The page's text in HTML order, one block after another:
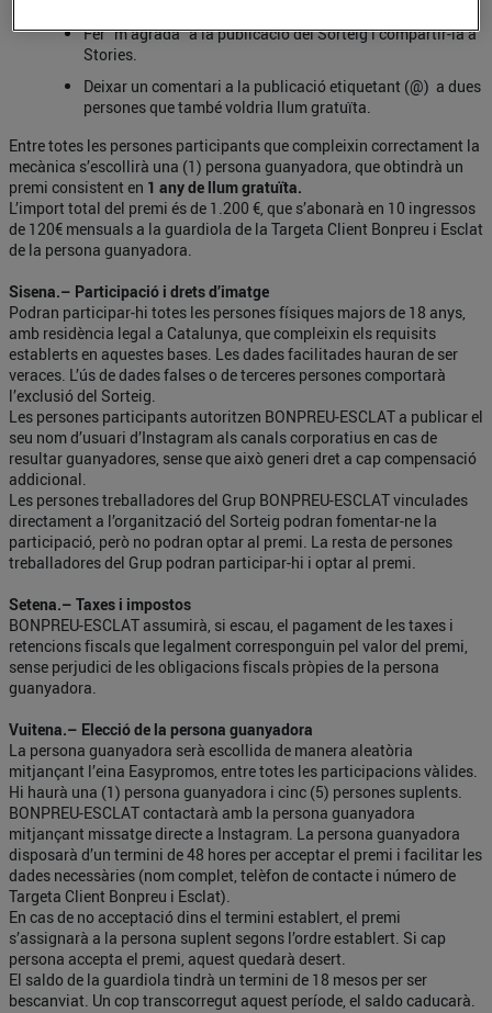
Fer “m’agrada” a la publicació del Sorteig i compartir-la a
Stories.
Deixar un comentari a la publicació etiquetant (@) a dues
persones que també voldria llum gratuïta.
Entre totes les persones participants que compleixin correctament la
mecànica s’escollirà una (1) persona guanyadora, que obtindrà un
premi consistent en 1 any de llum gratuïta.
L’import total del premi és de 1.200 €, que s’abonarà en 10 ingressos
de 120€ mensuals a la guardiola de la Targeta Client Bonpreu i Esclat
de la persona guanyadora.
Sisena.– Participació i drets d’imatge
Podran participar-hi totes les persones físiques majors de 18 anys,
amb residència legal a Catalunya, que compleixin els requisits
establerts en aquestes bases. Les dades facilitades hauran de ser
veraces. L’ús de dades falses o de terceres persones comportarà
l’exclusió del Sorteig.
Les persones participants autoritzen BONPREU-ESCLAT a publicar el
seu nom d’usuari d’Instagram als canals corporatius en cas de
resultar guanyadores, sense que això generi dret a cap compensació
addicional.
Les persones treballadores del Grup BONPREU-ESCLAT vinculades
directament a l’organització del Sorteig podran fomentar-ne la
participació, però no podran optar al premi. La resta de persones
treballadores del Grup podran participar-hi i optar al premi.
Setena.– Taxes i impostos
BONPREU-ESCLAT assumirà, si escau, el pagament de les taxes i
retencions fiscals que legalment corresponguin pel valor del premi,
sense perjudici de les obligacions fiscals pròpies de la persona
guanyadora.
Vuitena.– Elecció de la persona guanyadora
La persona guanyadora serà escollida de manera aleatòria
mitjançant l’eina Easypromos, entre totes les participacions vàlides.
Hi haurà una (1) persona guanyadora i cinc (5) persones suplents.
BONPREU-ESCLAT contactarà amb la persona guanyadora
mitjançant missatge directe a Instagram. La persona guanyadora
disposarà d’un termini de 48 hores per acceptar el premi i facilitar les
dades necessàries (nom complet, telèfon de contacte i número de
Targeta Client Bonpreu i Esclat).
En cas de no acceptació dins el termini establert, el premi
s’assignarà a la persona suplent segons l’ordre establert. Si cap
persona accepta el premi, aquest quedarà desert.
El saldo de la guardiola tindrà un termini de 18 mesos per ser
bescanviat. Un cop transcorregut aquest període, el saldo caducarà.